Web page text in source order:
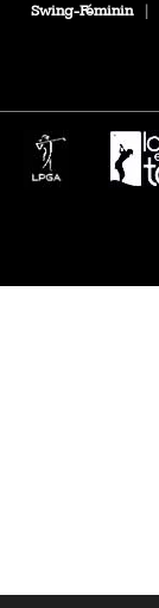
Swing-Féminin